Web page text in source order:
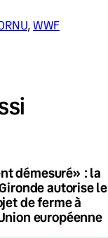
, WWF
démesuré» : la
autorise le
de ferme à
européenne